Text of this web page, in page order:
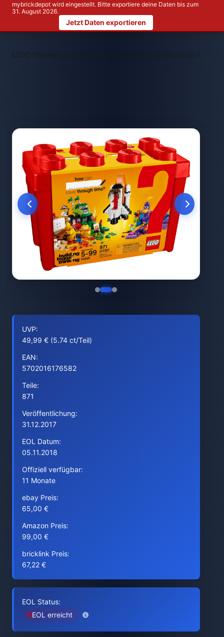
mybrickdepot wird eingestellt. Bitte exportiere deine Daten bis zum
31. August 2026.
Jetzt Daten exportieren
LEGO Themen > LEGO 10405 Mission to Mars
UVP:
49,99 € (5.74 ct/Teil)
EAN:
5702016176582
Teile:
871
Veröffentlichung:
31.12.2017
EOL Datum:
05.11.2018
Offiziell verfügbar:
11 Monate
ebay Preis:
65,00 €
Amazon Preis:
99,00 €
bricklink Preis:
67,22 €
EOL Status:
EOL erreicht